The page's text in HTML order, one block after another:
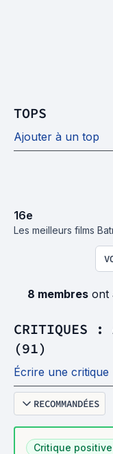
TOPS
Ajouter à un top
16e
Les meilleurs films
8 membres ont
CRITIQUES :
(91)
Écrire une critique
RECOMMANDÉES
Critique